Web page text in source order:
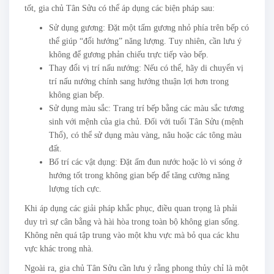
tốt, gia chủ Tân Sửu có thể áp dụng các biện pháp sau:
Sử dụng gương: Đặt một tấm gương nhỏ phía trên bếp có
thể giúp “đổi hướng” năng lượng. Tuy nhiên, cần lưu ý
không để gương phản chiếu trực tiếp vào bếp.
Thay đổi vị trí nấu nướng: Nếu có thể, hãy di chuyển vị
trí nấu nướng chính sang hướng thuận lợi hơn trong
không gian bếp.
Sử dụng màu sắc: Trang trí bếp bằng các màu sắc tương
sinh với mệnh của gia chủ. Đối với tuổi Tân Sửu (mệnh
Thổ), có thể sử dụng màu vàng, nâu hoặc các tông màu
đất.
Bố trí các vật dụng: Đặt ấm đun nước hoặc lò vi sóng ở
hướng tốt trong không gian bếp để tăng cường năng
lượng tích cực.
Khi áp dụng các giải pháp khắc phục, điều quan trọng là phải
duy trì sự cân bằng và hài hòa trong toàn bộ không gian sống.
Không nên quá tập trung vào một khu vực mà bỏ qua các khu
vực khác trong nhà.
Ngoài ra, gia chủ Tân Sửu cần lưu ý rằng phong thủy chỉ là một